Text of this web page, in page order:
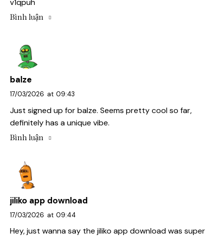
v1qpuh
Bình luận
balze
17/03/2026 at 09:43
Just signed up forbalze. Seems pretty cool so far,
definitely has a unique vibe.
Bình luận
jiliko app download
17/03/2026 at 09:44
Hey, just wanna say the jiliko app download was super